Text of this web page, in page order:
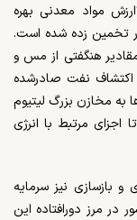
مواد معدنی بهره
چیزی حدود ۳ ترلیون دلار تخمین زده شده است.
هنگفتی از مس و
اکتشاف نفت صادرشده
به مخازن بزرگ لیتیوم
مرتبط با انرژی
بازسازی نیز سرمایه
در مرز دورافتاده این